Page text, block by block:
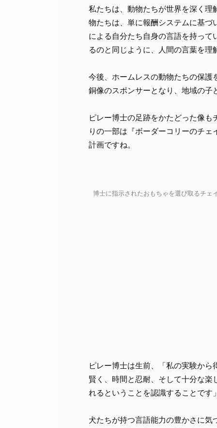
私たちは、動物たちが世界を深く
物たちは、単に報酬システムに基
による自分たち自身の言語を持っ
るのと同じように、人間の言葉を理
今後、ホームレスの動物たちの保
銅像のスポンサーとなり、地域の
ピレー博士の足跡をかたどった像
りの一部は『ボーダーコリーのチ
計画ですね。
博士に指示されたおもちゃを選び取るチ
ピレー博士は生前、「私の実験か
賢く、時間と忍耐、そして十分な
れるということを認識することで
犬たちが持つ言語能力の豊かさに